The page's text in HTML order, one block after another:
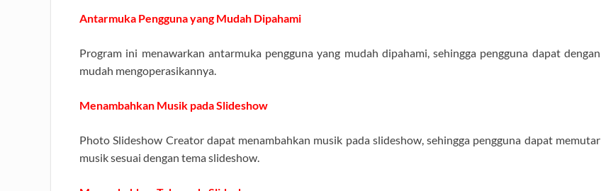
Antarmuka Pengguna yang Mudah Dipahami
Program ini menawarkan antarmuka pengguna yang mudah dipahami, sehingga pengguna dapat dengan
mudah mengoperasikannya.
Menambahkan Musik pada Slideshow
Photo Slideshow Creator dapat menambahkan musik pada slideshow, sehingga pengguna dapat memutar
musik sesuai dengan tema slideshow.